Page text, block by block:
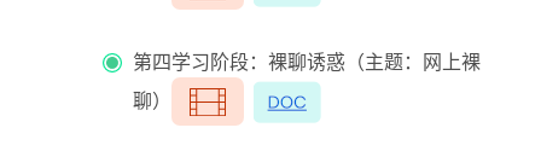
第四学习阶段：裸聊诱惑（主题：网上裸
聊）